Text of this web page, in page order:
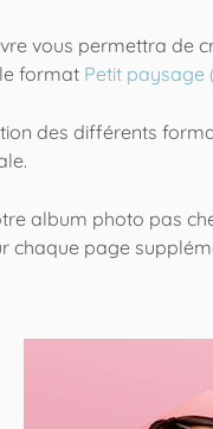
vous permettra
format Petit paysage
des différents
album photo pas
chaque page